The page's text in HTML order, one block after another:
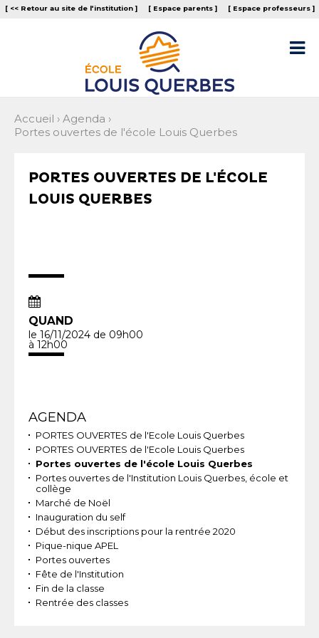
Aller
au
Outils
personnels
[ << Retour au site de l‘institution ] [ Espace parents ] [ Espace professeurs ]

Accueil › Agenda ›
Portes ouvertes de l'école Louis Querbes
PORTES OUVERTES DE L'ÉCOLE
LOUIS QUERBES
QUAND
le 16/11/2024 de 09h00
à 12h00
Navigation
AGENDA
PORTES OUVERTES de l'Ecole Louis Querbes
PORTES OUVERTES de l'Ecole Louis Querbes
Portes ouvertes de l'école Louis Querbes
Portes ouvertes de l'Institution Louis Querbes, école et
collège
Marché de Noël
Inauguration du self
Début des inscriptions pour la rentrée 2020
Pique-nique APEL
Portes ouvertes
Fête de l'Institution
Fin de la classe
Rentrée des classes